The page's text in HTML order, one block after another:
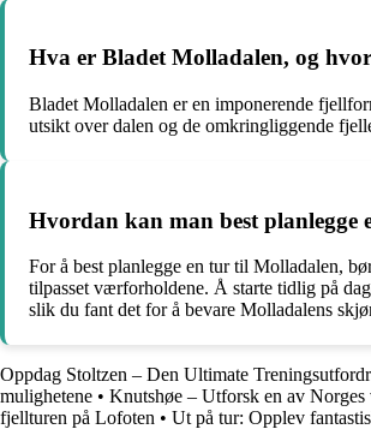
Hva er Bladet Molladalen, og
Bladet Molladalen er en imponerende
utsikt over dalen og de omkringliggende
Hvordan kan man best
For å best planlegge en tur til Molladalen,
tilpasset værforholdene. Å starte tidlig på
slik du fant det for å bevare Molladalens
Oppdag Stoltzen – Den Ultimate
mulighetene • Knutshøe – Utforsk en av Norges
fjellturen på Lofoten • Ut på tur: Opplev